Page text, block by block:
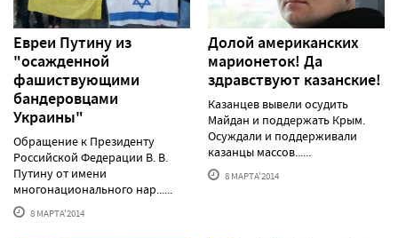
Евреи Путину из
"осажденной
фашиствующими
бандеровцами
Украины"
Обращение к Президенту
Российской Федерации В. В.
Путину от имени
многонационального нар......
8 МАРТА'2014
Долой американских
марионеток! Да
здравствуют казанские!
Казанцев вывели осудить
Майдан и поддержать Крым.
Осуждали и поддерживали
казанцы массов......
8 МАРТА'2014